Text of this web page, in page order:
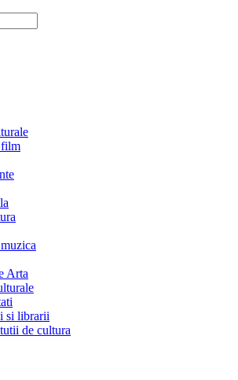
film
Arta
si librarii
de cultura